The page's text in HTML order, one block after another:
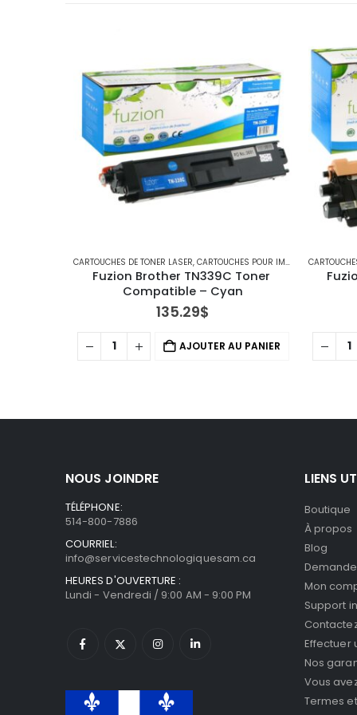
CARTOUCHES DE TONER LASER,CARTOUCHES POUR IMPRIMANTES BROTHER
Fuzion Brother TN339C Toner
Compatible – Cyan
135.29$
AJOUTER AU PANIER
NOUS JOINDRE
TÉLÉPHONE:
514-800-7886
COURRIEL:
info@servicestechnologiquesam.ca
HEURES D'OUVERTURE :
Lundi - Vendredi / 9:00 AM - 9:00 PM
LIENS
Boutique
À propos
Blog
Mon
Support
Effectuer
Nos
Vous
Termes